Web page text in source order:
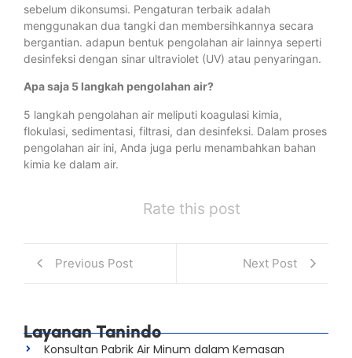
sebelum dikonsumsi. Pengaturan terbaik adalah
menggunakan dua tangki dan membersihkannya secara
bergantian. adapun bentuk pengolahan air lainnya seperti
desinfeksi dengan sinar ultraviolet (UV) atau penyaringan.
Apa saja 5 langkah pengolahan air?
5 langkah pengolahan air meliputi koagulasi kimia,
flokulasi, sedimentasi, filtrasi, dan desinfeksi. Dalam proses
pengolahan air ini, Anda juga perlu menambahkan bahan
kimia ke dalam air.
Rate this post
Previous Post Next Post
Layanan Tanindo
Konsultan Pabrik Air Minum dalam Kemasan